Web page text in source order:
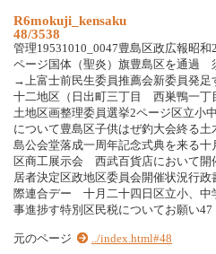
R6mokuji_kensaku
48/3538
管理19531010_0047豊島区政広報昭
ページ国体（聖炎）旗豊島区を通過
→上富士前民生委員推薦会新委員発足
十二地区（日出町三丁目 西巣鴨一丁
土地区画整理委員選挙2ページ区立小
について豊島区子供はぜ釣大会終る
島公会堂落成一周年記念式典を来る
区商工展示会 西武百貨店において開
居者決定区政地区委員会開催状況行
際連合デー 十月二十四日区立小、中
事進捗す特別区民税についてお願い47
元のページ ../index.html#48